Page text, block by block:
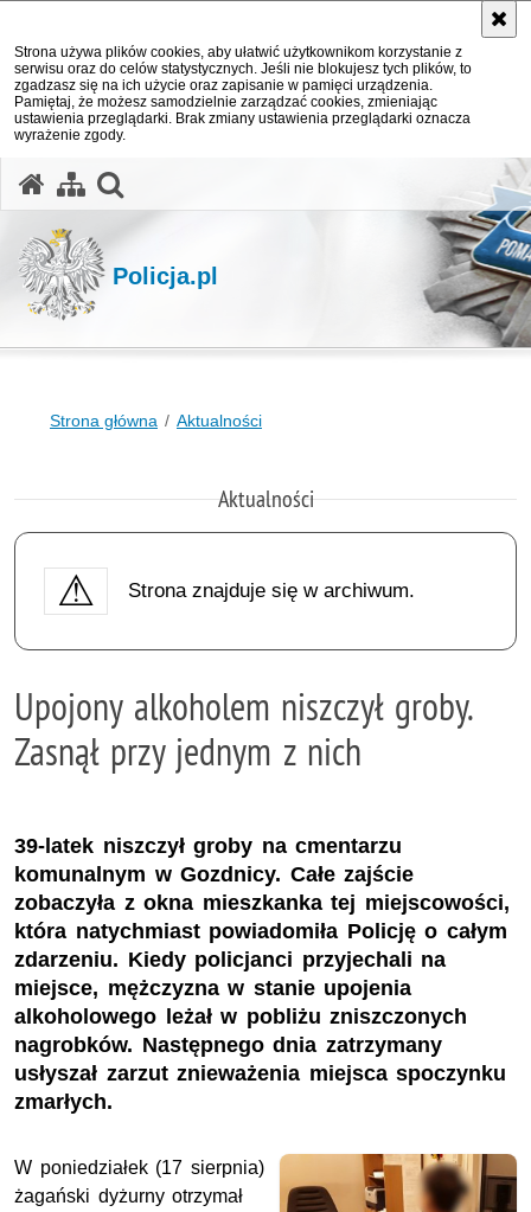
Strona używa plików cookies, aby ułatwić użytkownikom korzystanie z
serwisu oraz do celów statystycznych. Jeśli nie blokujesz tych plików, to
zgadzasz się na ich użycie oraz zapisanie w pamięci urządzenia.
Pamiętaj, że możesz samodzielnie zarządzać cookies, zmieniając
ustawienia przeglądarki. Brak zmiany ustawienia przeglądarki oznacza
wyrażenie zgody.
Policja.pl
Strona główna Aktualności
Aktualności
Strona znajduje się w archiwum.
Upojony alkoholem niszczył groby.
Zasnął przy jednym z nich
39-latek niszczył groby na cmentarzu
komunalnym w Gozdnicy. Całe zajście
zobaczyła z okna mieszkanka tej miejscowości,
która natychmiast powiadomiła Policję o całym
zdarzeniu. Kiedy policjanci przyjechali na
miejsce, mężczyzna w stanie upojenia
alkoholowego leżał w pobliżu zniszczonych
nagrobków. Następnego dnia zatrzymany
usłyszał zarzut znieważenia miejsca spoczynku
zmarłych.
W poniedziałek (17 sierpnia)
żagański dyżurny otrzymał